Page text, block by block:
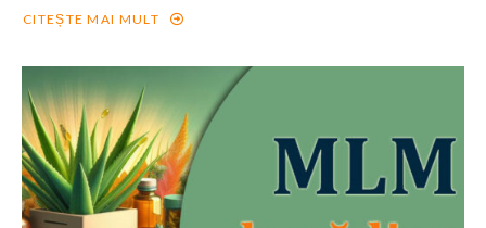
CITEȘTE MAI MULT